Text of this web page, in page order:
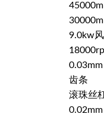
9.0kw
0.03mm
齿条
滚珠丝
0.02mm